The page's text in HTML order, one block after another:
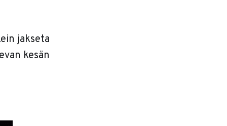
jakseta
kesän